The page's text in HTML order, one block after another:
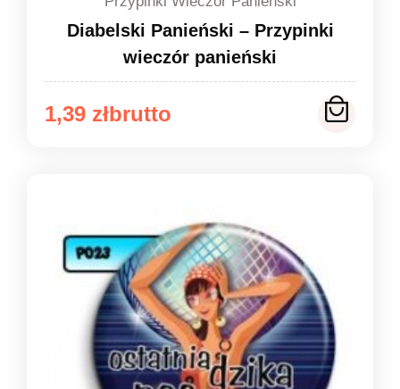
Diabelski Panieński – Przypinki
wieczór panieński
1,39 zł
Zakres
do
1,49 zł